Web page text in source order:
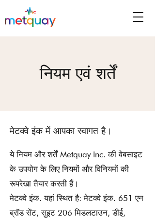
नियम एवं शर्तें
मेटक्वे इंक में आपका स्वागत है।
ये नियम और शर्तें Metquay Inc. की वेबसाइट
के उपयोग के लिए नियमों और विनियमों की
रूपरेखा तैयार करती हैं।
मेटक्वे इंक. यहां स्थित है: मेटक्वे इंक. 651 एन
ब्रॉड सेंट, सुइट 206 मिडलटाउन, डीई,